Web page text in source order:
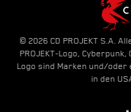
© 2026 CD PROJEKT S.A.
PROJEKT-Logo,
Logo sind Marken und/oder
in den